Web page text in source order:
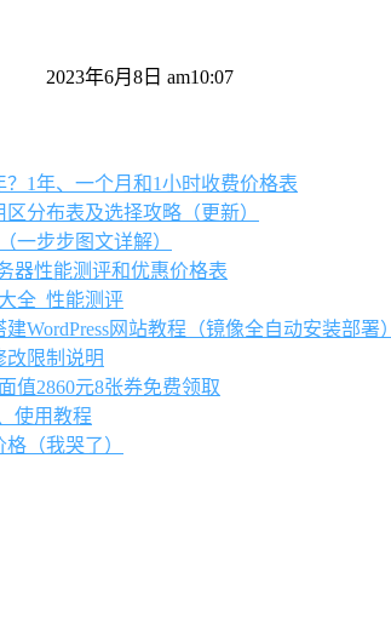
2023年6月8日 am10:07
1年、一个月和1小时收费价格表
分布表及选择攻略（更新）
一步步图文详解）
器性能测评和优惠价格表
全_性能测评
WordPress网站教程（镜像全自动安装部署）
改限制说明
值2860元8张券免费领取
使用教程
（我哭了）